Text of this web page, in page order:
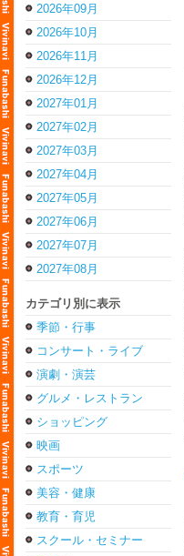
2026年09月
2026年10月
2026年11月
2026年12月
2027年01月
2027年02月
2027年03月
2027年04月
2027年05月
2027年06月
2027年07月
2027年08月
カテゴリ別に表示
季節・行事
コンサート・ライブ
演劇・演芸
グルメ・レストラン
ショッピング
映画
スポーツ
美容・健康
教育・育児
スクール・セミナー